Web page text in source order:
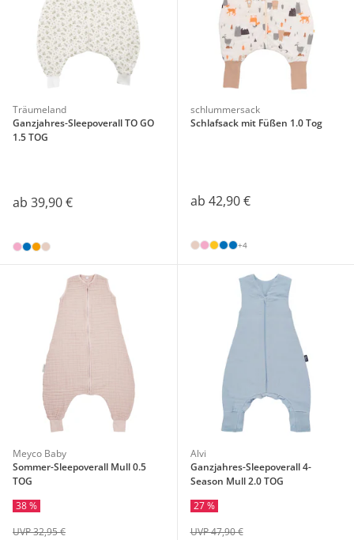
Träumeland
Ganzjahres-Sleepoverall TO GO
1.5 TOG
ab 39,90 €
schlummersack
Schlafsack mit Füßen 1.0 Tog
ab 42,90 €
+4
Meyco Baby
Sommer-Sleepoverall Mull 0.5
TOG
38 %
UVP 32,95 €
Alvi
Ganzjahres-Sleepoverall 4-
Season Mull 2.0 TOG
27 %
UVP 47,90 €